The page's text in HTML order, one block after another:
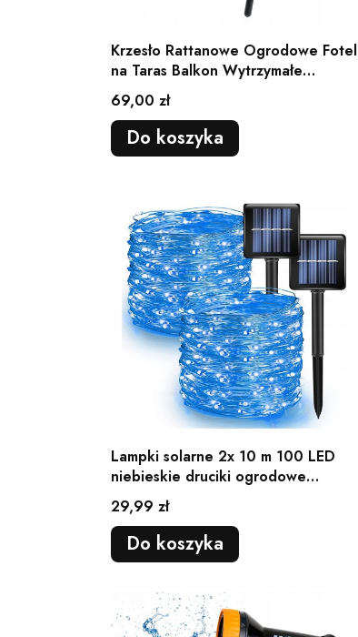
Krzesło Rattanowe Ogrodowe Fotel
na Taras Balkon Wytrzymałe
Brązowe
Cena
69,00 zł
Do koszyka
Lampki solarne 2x 10 m 100 LED
niebieskie druciki ogrodowe
balkonowe 8 tryb
Cena
29,99 zł
Do koszyka